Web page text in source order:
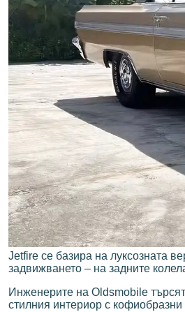
Jetfire се базира на луксозната
задвижването – на задните
Инженерите на Oldsmobile
стилния интериор с